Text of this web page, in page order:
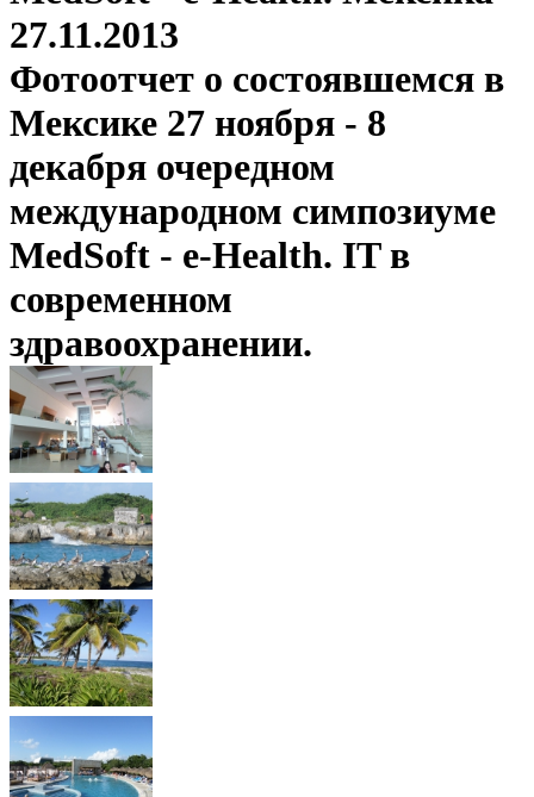
27.11.2013
Фотоотчет о состоявшемся в
Мексике 27 ноября - 8
декабря очередном
международном симпозиуме
MedSoft - e-Health. IT в
современном
здравоохранении.